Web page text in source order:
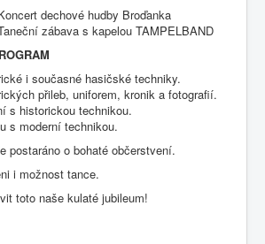
dechové hudby Broďanka
zábava s kapelou TAMPELBAND
i současné hasičské techniky.
přileb, uniforem, kronik a fotografií.
s historickou technikou.
s moderní technikou.
postaráno o bohaté občerstvení.
i možnost tance.
toto naše kulaté jubileum!